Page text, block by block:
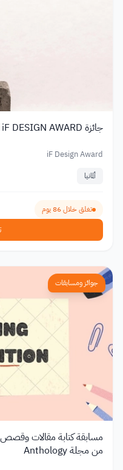
جائزة iF DESIGN AWARD العالمية للتصميم 2027
iF Design Award
ألمانيا
تغلق خلال 86 يوم
جوائز ومسابقات
من مجلة Anthology